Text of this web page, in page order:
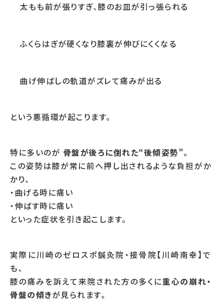
太もも前が張りすぎ、膝のお皿が引っ張られる
ふくらはぎが硬くなり膝裏が伸びにくくなる
曲げ伸ばしの軌道がズレて痛みが出る
という悪循環が起こります。
特に多いのが 骨盤が後ろに倒れた“後傾姿勢”。
この姿勢は膝が常に前へ押し出されるような負担がか
かり、
・曲げる時に痛い
・伸ばす時に痛い
といった症状を引き起こします。
実際に川崎のゼロスポ鍼灸院・接骨院【川崎南幸】で
も、
膝の痛みを訴えて来院された方の多くに重心の崩れ・
骨盤の傾きが見られます。